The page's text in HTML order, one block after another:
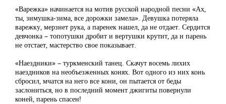
«Варежка» начинается на мотив русской народной песни «Ах,
ты, зимушка-зима, все дорожки замела». Девушка потеряла
варежку, мерзнет рука, а паренек нашел, да не отдает. Сердится
девчонка – топотушки дробит и вертушки крутит, да и парень
не отстает, мастерство свое показывает.
«Наездники» – туркменский танец. Скачут восемь лихих
наездников на необъезженных конях. Вот одного из них конь
сбросил, мчатся на него все кони, он пытается от беды
заслониться, но в последний момент джигиты повернули
коней, парень спасен!